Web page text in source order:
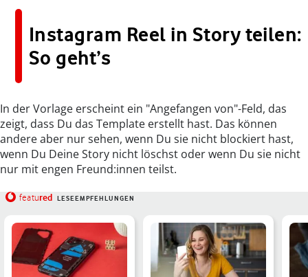
Instagram Reel in Story teilen:
So geht’s
In der Vorlage erscheint ein "Angefangen von"-Feld, das
zeigt, dass Du das Template erstellt hast. Das können
andere aber nur sehen, wenn Du sie nicht blockiert hast,
wenn Du Deine Story nicht löschst oder wenn Du sie nicht
nur mit engen Freund:innen teilst.
featured LESEEMPFEHLUNGEN